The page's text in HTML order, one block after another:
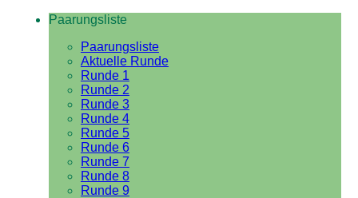
Paarungsliste
Paarungsliste
Aktuelle Runde
Runde 1
Runde 2
Runde 3
Runde 4
Runde 5
Runde 6
Runde 7
Runde 8
Runde 9